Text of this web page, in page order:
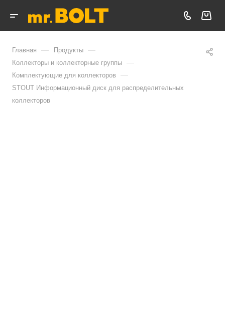
Главная — Продукты —
Коллекторы и коллекторные группы —
Комплектующие для коллекторов —
STOUT Информационный диск для распределительных
коллекторов